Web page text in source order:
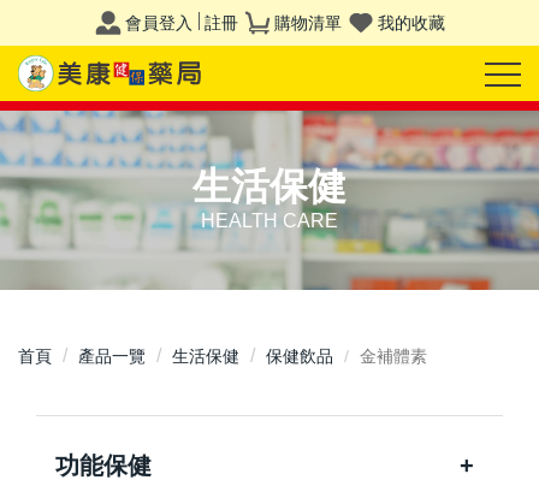
會員登入 註冊 購物清單 我的收藏
生活保健
HEALTH CARE
首頁 產品一覽 生活保健 保健飲品 金補體素
功能保健